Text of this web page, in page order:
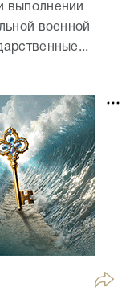
выполнении
военной